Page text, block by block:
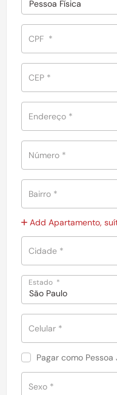
Pessoa Física
CPF *
CEP *
Endereço *
Número *
Bairro *
Add Apartamento,
Cidade *
Estado *
São Paulo
Celular *
Pagar como
Sexo *